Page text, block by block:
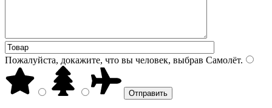
Пожалуйста, докажите, что вы человек, выбрав Самолёт.